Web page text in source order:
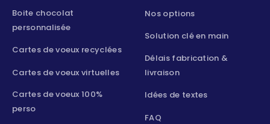
Boite chocolat
personnalisée
Cartes de voeux recyclées
Cartes de voeux virtuelles
Cartes de voeux 100%
perso
Nos options
Solution clé en main
Délais fabrication &
livraison
Idées de textes
FAQ